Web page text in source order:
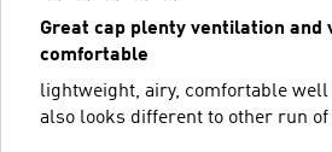
Great cap plenty ventilation and
comfortable
lightweight, airy, comfortable well
also looks different to other run